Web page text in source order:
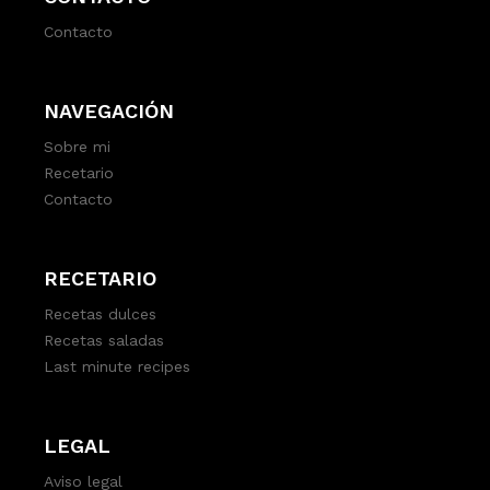
Contacto
NAVEGACIÓN
Sobre mi
Recetario
Contacto
RECETARIO
Recetas dulces
Recetas saladas
Last minute recipes
LEGAL
Aviso legal